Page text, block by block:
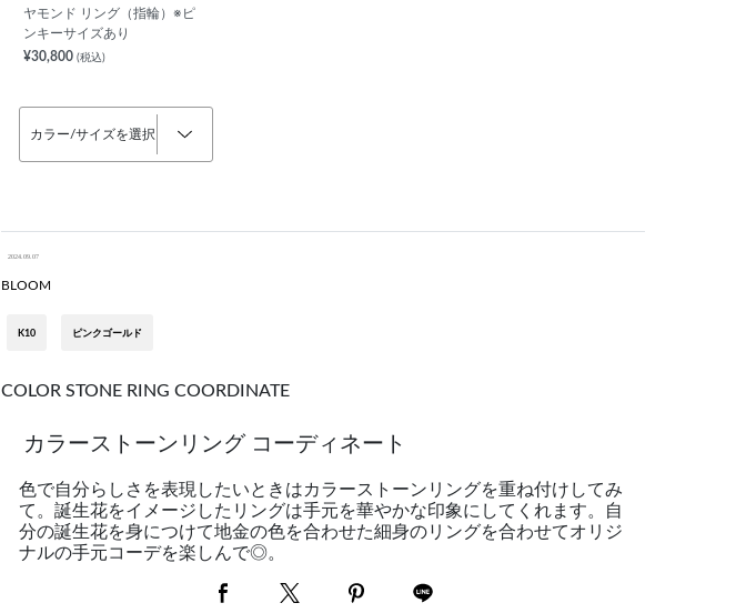
ヤモンド リング（指輪）※ピ
ンキーサイズあり
¥30,800 (税込)
カラー/サイズを選択
2024.09.07
BLOOM
K10 ピンクゴールド
COLOR STONE RING COORDINATE
カラーストーンリング コーディネート
色で自分らしさを表現したいときはカラーストーンリングを重ね付けしてみ
て。誕生花をイメージしたリングは手元を華やかな印象にしてくれます。自
分の誕生花を身につけて地金の色を合わせた細身のリングを合わせてオリジ
ナルの手元コーデを楽しんで◎。